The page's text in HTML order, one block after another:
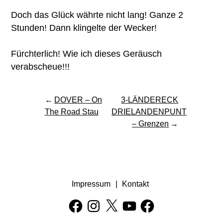
Doch das Glück währte nicht lang! Ganze 2
Stunden! Dann klingelte der Wecker!
Fürchterlich! Wie ich dieses Geräusch
verabscheue!!!
Beitragsnavigation
DOVER – On
The Road Stau
3-LÄNDERECK
DRIELANDENPUNT
– Grenzen
Impressum Kontakt
FacebookInstagram
X YouTubeFacebook